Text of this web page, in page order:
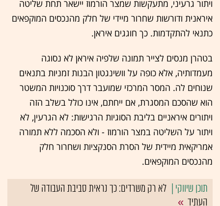
ויתור גרעיני, מתעקשות שמצר הורמוז יישאר תחת שליטה
איראנית ודורשות שחרור מיידי של חלק מהנכסים המוקפאים
כתנאי להתקדמות. כך חוגגים איראן.
בטהרן מנסים לצייר תמונה שלפיה איראן לא נסוגה
מעמדותיה, אלא כופה על וושינגטון הבנות זמניות בתנאים
שנוחים לה. המסר המרכזי שמועבר דרך סוכנויות המשטר
הוא שהסכם המסגרת, אם ייחתם, אינו כולל בשלב הזה
ויתורים איראניים בליבת הסוגיות הרגישות: לא הגרעין, לא
ויתור על השליטה במצר הורמוז - ולא הסכמה ללא תמורה
אמריקאית מיידית של הסרת הסנקציות ושחרור חלק
מהנכסים המוקפאים.
לא רק משרדים: כך נראית סביבת העבודה של
העתיד